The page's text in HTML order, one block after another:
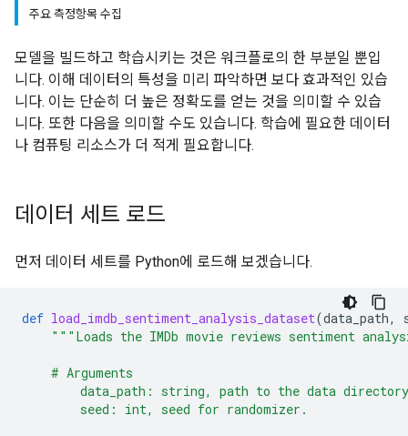
주요 측정항목 수집
모델을 빌드하고 학습시키는 것은 워크플로의 한 부분일 뿐입
니다. 이해 데이터의 특성을 미리 파악하면 보다 효과적인 있습
니다. 이는 단순히 더 높은 정확도를 얻는 것을 의미할 수 있습
니다. 또한 다음을 의미할 수도 있습니다. 학습에 필요한 데이터
나 컴퓨팅 리소스가 더 적게 필요합니다.
데이터 세트 로드
먼저 데이터 세트를 Python에 로드해 보겠습니다.
def load_imdb_sentiment_analysis_dataset(data_path,
"""Loads the IMDb movie reviews sentiment
    # Arguments
data_path: string, path to the data
        seed: int, seed for randomizer.